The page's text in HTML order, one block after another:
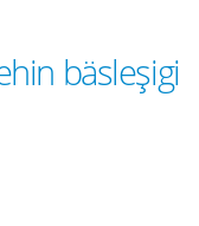
bäsleşigi